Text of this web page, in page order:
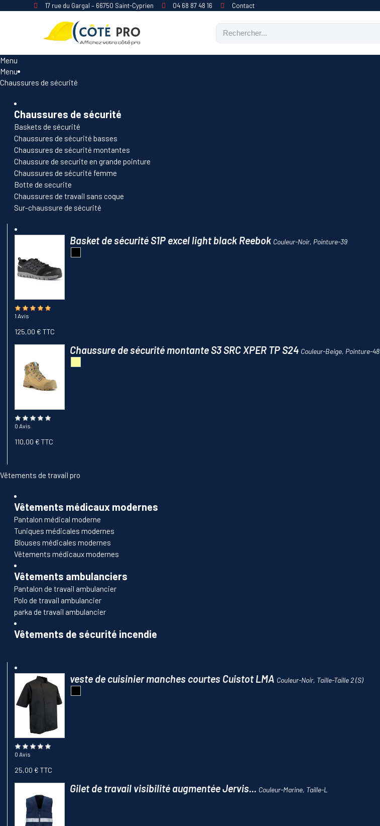
17 rue du Gargal – 66750 Saint-Cyprien 04 68 87 48 16 Contact
Menu
Menu
Chaussures de sécurité
Chaussures de sécurité
Baskets de sécurité
Chaussures de sécurité basses
Chaussures de sécurité montantes
Chaussure de securite en grande pointure
Chaussures de sécurité femme
Botte de securite
Chaussures de travail sans coque
Sur-chaussure de sécurité
Basket de sécurité S1P excel light black Reebok Couleur-Noir, Pointure-39
1 Avis
125,00 € TTC
Chaussure de sécurité montante S3 SRC XPER TP S24 Couleur-Beige, Pointure-48
0 Avis
110,00 € TTC
Vêtements de travail pro
Vêtements médicaux modernes
Pantalon médical moderne
Tuniques médicales modernes
Blouses médicales modernes
Vêtements médicaux modernes
Vêtements ambulanciers
Pantalon de travail ambulancier
Polo de travail ambulancier
parka de travail ambulancier
Vêtements de sécurité incendie
veste de cuisinier manches courtes Cuistot LMA Couleur-Noir, Taille-Taille 2 (S)
0 Avis
25,00 € TTC
Gilet de travail visibilité augmentée Jervis... Couleur-Marine, Taille-L